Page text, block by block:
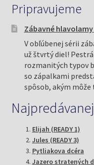
Pripravujeme
Zábavné hlavolamy
V obľúbenej sérii
už štvrtý diel!
rozmanitých typov
so zápalkami
spôsob, akým môže
Elijah (READY 1)
Jules (READY 3)
Pytliakova dcéra
Jazero stratených